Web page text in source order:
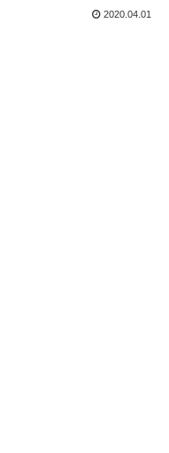
2020.04.01